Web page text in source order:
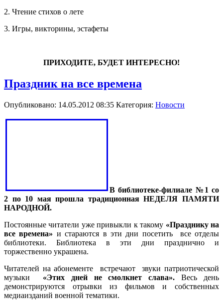
2. Чтение стихов о лете
3. Игры, викторины, эстафеты
ПРИХОДИТЕ, БУДЕТ ИНТЕРЕСНО!
Праздник на все времена
Опубликовано: 14.05.2012 08:35 Категория: Новости
В библиотеке-филиале №1 со
2 по 10 мая прошла традиционная НЕДЕЛЯ ПАМЯТИ
НАРОДНОЙ.
Постоянные читатели уже привыкли к такому «Празднику на
все времена» и стараются в эти дни посетить
все отделы
библиотеки. Библиотека в эти дни празднично и
торжественно украшена.
Читателей на абонементе
встречают
звуки патриотической
музыки
«Этих дней не смолкнет слава». Весь день
демонстрируются отрывки из фильмов и собственных
медиаизданий военной тематики.